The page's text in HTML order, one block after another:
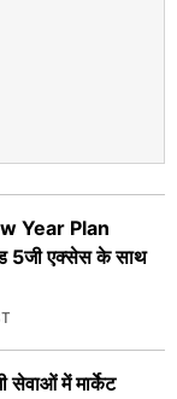
Year Plan
5जी एक्सेस के साथ
सेवाओं में मार्केट